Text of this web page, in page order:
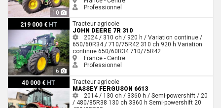
10
Professionnel
219 000 € HT
6
John Deere 7R 310
Tracteur agricole
JOHN DEERE 7R 310
2024 / 310 ch / 920 h / Variation continue /
650/60R34 / 710/75R42 310 ch 920 h Variation
continue 650/60R34710/75R42
France - Centre
Professionnel
40 000 € HT
Massey Ferguson 6613 Tracteur agricole
MASSEY FERGUSON 6613
2014 / 130 ch / 3360 h / Semi-powershift / 20
/ 480/85R38 130 ch 3360 h Semi-powershift 20